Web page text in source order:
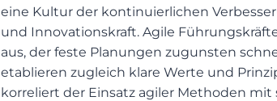
eine Kultur der kontinuierlichen
und Innovationskraft. Agile
aus, der feste Planungen zugunsten
etablieren zugleich klare Werte und
korreliert der Einsatz agiler Methoden